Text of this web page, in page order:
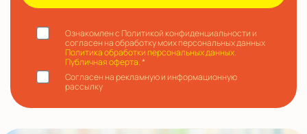
Ознакомлен с Политикой конфиденциальности и
согласен на обработку моих персональных данных
Политика обработки персональных данных.
Публичная оферта.*
Согласен на рекламную и информационную
рассылку